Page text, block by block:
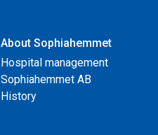
About Sophiahemmet
Hospital management
Sophiahemmet AB
History